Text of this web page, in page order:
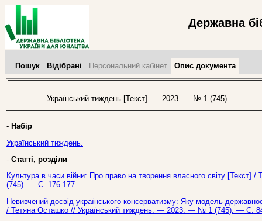
Державна
Пошук Відібрані Персональний кабінет Опис документа
Український тиждень [Текст]. — 2023. — № 1 (745).
- Набір
Український тиждень.
- Статті, розділи
Культура в часи війни: Про право на творення власного світу
(745). — С. 176-177.
Невивчений досвід українського консерватизму: Яку модель
/ Тетяна Осташко // Український тиждень. — 2023. — № 1 (745). — С.